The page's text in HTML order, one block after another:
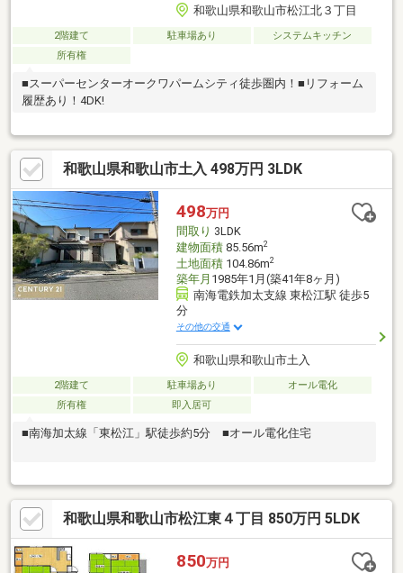
和歌山県和歌山市松江北３丁目
2階建て 駐車場あり
システムキッチン
所有権
■スーパーセンターオークワパームシティ徒歩圏内！■リフォーム
履歴あり！4DK!
和歌山県和歌山市土入 498万円 3LDK
498万円
間取り 3LDK
建物面積85.56m2
土地面積104.86m2
築年月 1985年1月(築41年8ヶ月)
南海電鉄加太支線 東松江駅 徒歩5
分
その他の交通
和歌山県和歌山市土入
2階建て 駐車場あり
オール電化
所有権
即入居可
■南海加太線「東松江」駅徒歩約5分 ■オール電化住宅
和歌山県和歌山市松江東４丁目 850万円 5LDK
850万円